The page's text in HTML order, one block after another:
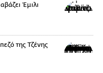
Έμιλι
της Τζένης